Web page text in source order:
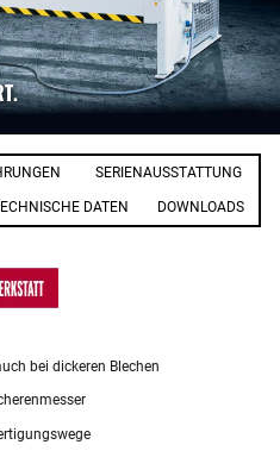
SERIENAUSSTATTUNG
DATEN DOWNLOADS
bei dickeren Blechen